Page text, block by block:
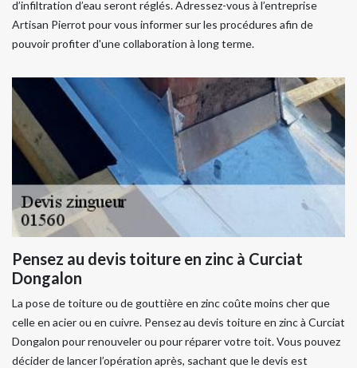
d’infiltration d’eau seront réglés. Adressez-vous à l’entreprise
Artisan Pierrot pour vous informer sur les procédures afin de
pouvoir profiter d'une collaboration à long terme.
Pensez au devis toiture en zinc à Curciat
Dongalon
La pose de toiture ou de gouttière en zinc coûte moins cher que
celle en acier ou en cuivre. Pensez au devis toiture en zinc à Curciat
Dongalon pour renouveler ou pour réparer votre toit. Vous pouvez
décider de lancer l’opération après, sachant que le devis est